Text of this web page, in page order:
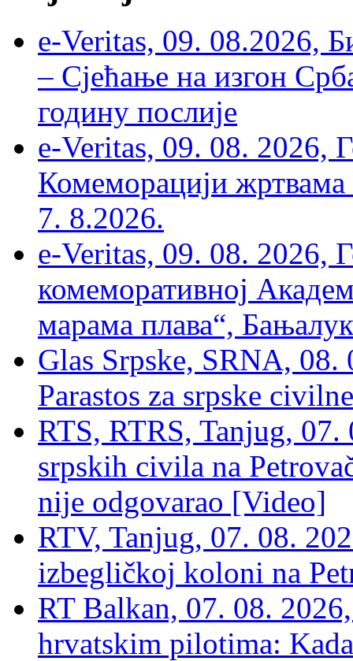
e-Veritas, 09. 08.2026,
– Сјећање на изгон
годину послије
e-Veritas, 09. 08. 2026,
Комеморацији жртвама
7. 8.2026.
e-Veritas, 09. 08. 2026,
комеморативној
марама плава“,
Glas Srpske, SRNA,
Parastos za srpske
RTS, RTRS, Tanjug,
srpskih civila na
nije odgovarao [Video]
RTV, Tanjug, 07. 08.
izbegličkoj koloni na
RT Balkan, 07. 08.
hrvatskim pilotima: